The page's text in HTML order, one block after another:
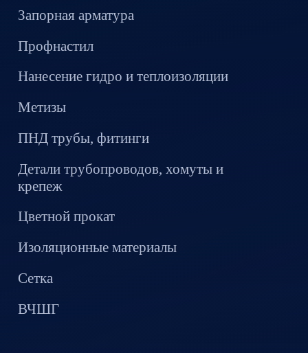
Запорная арматура
Профнастил
Нанесение гидро и теплоизоляции
Метизы
ПНД трубы, фитинги
Детали трубопроводов, хомуты и
крепеж
Цветной прокат
Изоляционные материалы
Сетка
ВЧШГ